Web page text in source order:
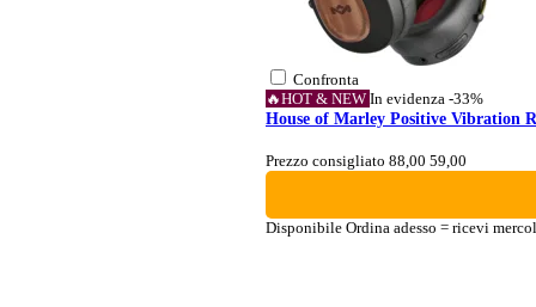
Confronta
🔥HOT & NEW In evidenza -33%
House of Marley Positive Vibration
Prezzo consigliato 88,00 59,00
Disponibile Ordina adesso = ricevi